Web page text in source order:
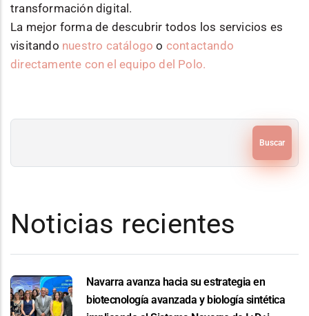
transformación digital.
La mejor forma de descubrir todos los servicios es
visitando nuestro catálogo o contactando
directamente con el equipo del Polo.
Noticias recientes
Navarra avanza hacia su estrategia en
biotecnología avanzada y biología sintética